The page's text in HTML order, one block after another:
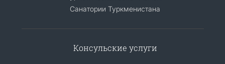
Санатории Туркменистана
Консульские услуги